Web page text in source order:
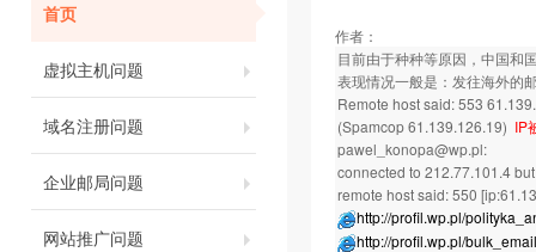
首页
虚拟主机问题
域名注册问题
企业邮局问题
网站推广问题
作者：
目前由于种种等原因，中国和
表现情况一般是：发往海外的
Remote host said: 553
(Spamcop 61.139.126.19) IP
pawel_konopa@wp.pl:
connected to 212.77.101.4
remote host said: 550
http://profil.wp.pl/
http://profil.wp.pl/